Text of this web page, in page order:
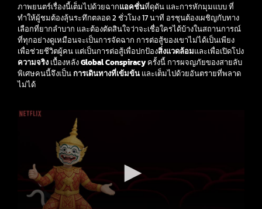
ภาพยนตร์เรื่องนี้เต็มไปด้วยฉากแอคชั่นที่ดุดัน และการหักมุมแบบ ที่
ทำให้ผู้ชมต้องลุ้นระทึกตลอด 2 ชั่วโมง 17 นาที อรชุนต้องเผชิญกับทาง
เลือกที่ยากลำบาก และต้องตัดสินใจว่าจะเชื่อใครได้บ้างในสถานการณ์
ที่ทุกอย่างดูเหมือนจะเป็นการจัดฉาก การต่อสู้ของเขาไม่ได้เป็นเพียง
เพื่อช่วยชีวิตผู้คน แต่เป็นการต่อสู้เพื่อปกป้องสิ่งแวดล้อมและเพื่อเปิดโปง
ความจริง เบื้องหลังGlobal Conspiracyครั้งนี้ การผจญภัยของสายลับ
พิเศษคนนี้จึงเป็นการเดินทางที่เข้มข้น และเต็มไปด้วยอันตรายที่พลาด
ไม่ได้